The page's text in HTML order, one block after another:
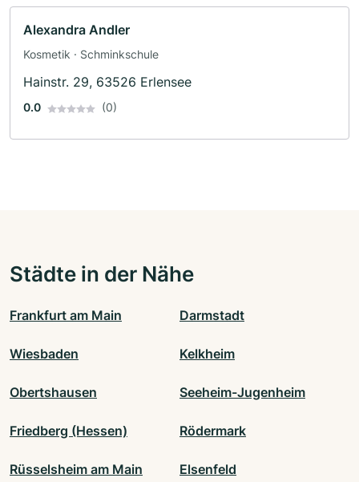
Alexandra Andler
Kosmetik · Schminkschule
Hainstr. 29, 63526 Erlensee
0.0 (0)
Städte in der Nähe
Frankfurt am Main Darmstadt
Wiesbaden Kelkheim
Obertshausen Seeheim-Jugenheim
Friedberg (Hessen) Rödermark
Rüsselsheim am Main Elsenfeld